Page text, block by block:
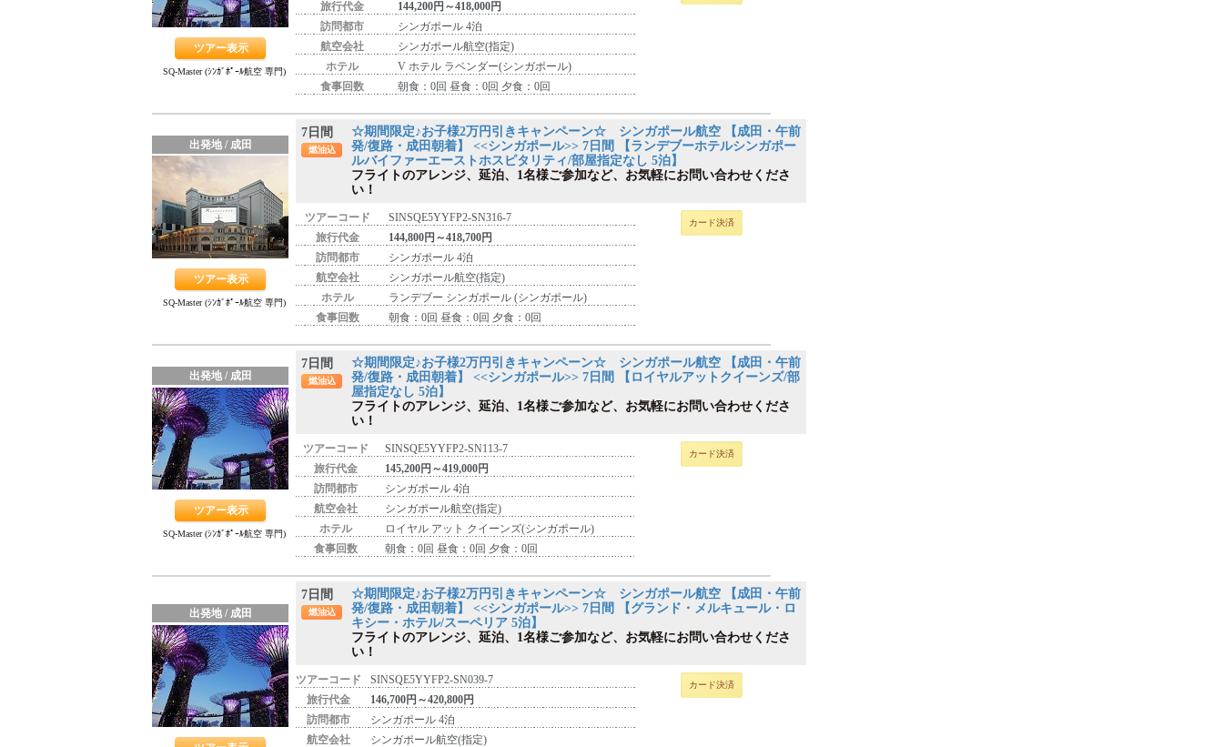
ツアー表示
SQ-Master (ｼﾝｶﾞﾎﾟｰﾙ航空 専門)
旅行代金
144,200円～418,000円
訪問都市
シンガポール 4泊
航空会社
シンガポール航空(指定)
ホテル
V ホテル ラベンダー(シンガポール)
食事回数
朝食：0回 昼食：0回 夕食：0回
出発地 / 成田
ツアー表示
SQ-Master (ｼﾝｶﾞﾎﾟｰﾙ航空 専門)
7日間
燃油込
☆期間限定♪お子様2万円引きキャンペーン☆ シンガポール航空 【成田・午前
発/復路・成田朝着】 <<シンガポール>> 7日間 【ランデブーホテルシンガポー
ルバイファーエーストホスピタリティ/部屋指定なし 5泊】
フライトのアレンジ、延泊、1名様ご参加など、お気軽にお問い合わせくださ
い！
ツアーコード
SINSQE5YYFP2-SN316-7
旅行代金
144,800円～418,700円
訪問都市
シンガポール 4泊
航空会社
シンガポール航空(指定)
ホテル
ランデブー シンガポール (シンガポール)
食事回数
朝食：0回 昼食：0回 夕食：0回
カード決済
出発地 / 成田
ツアー表示
SQ-Master (ｼﾝｶﾞﾎﾟｰﾙ航空 専門)
7日間
燃油込
☆期間限定♪お子様2万円引きキャンペーン☆ シンガポール航空 【成田・午前
発/復路・成田朝着】 <<シンガポール>> 7日間 【ロイヤルアットクイーンズ/部
屋指定なし 5泊】
フライトのアレンジ、延泊、1名様ご参加など、お気軽にお問い合わせくださ
い！
ツアーコード
SINSQE5YYFP2-SN113-7
旅行代金
145,200円～419,000円
訪問都市
シンガポール 4泊
航空会社
シンガポール航空(指定)
ホテル
ロイヤル アット クイーンズ(シンガポール)
食事回数
朝食：0回 昼食：0回 夕食：0回
カード決済
出発地 / 成田
7日間
燃油込
☆期間限定♪お子様2万円引きキャンペーン☆ シンガポール航空 【成田・午前
発/復路・成田朝着】 <<シンガポール>> 7日間 【グランド・メルキュール・ロ
キシー・ホテル/スーペリア 5泊】
フライトのアレンジ、延泊、1名様ご参加など、お気軽にお問い合わせくださ
い！
ツアーコード
SINSQE5YYFP2-SN039-7
旅行代金
146,700円～420,800円
訪問都市
シンガポール 4泊
航空会社
シンガポール航空(指定)
カード決済